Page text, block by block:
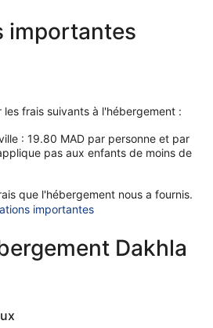
importantes
frais suivants à l'hébergement :
: 19.80 MAD par personne et par
pas aux enfants de moins de
que l'hébergement nous a fournis.
importantes
Dakhla